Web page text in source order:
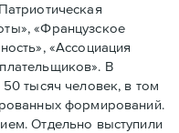
«Французское
«Ассоциация
В
50 тысяч человек, в том
формирований.
Отдельно выступили